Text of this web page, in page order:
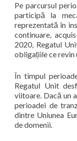
Pe parcursul
participă la
reprezentată în
continuare,
2020, Regatul
obligațiile ce revin
În timpul
Regatul Unit
viitoare. Dacă un
perioadei de
dintre Uniunea
de domenii.